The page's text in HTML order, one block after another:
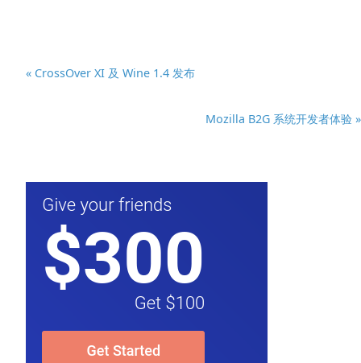
« CrossOver XI 及 Wine 1.4 发布
Mozilla B2G 系统开发者体验 »